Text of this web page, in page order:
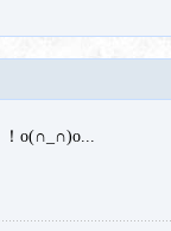
！o(∩_∩)o...